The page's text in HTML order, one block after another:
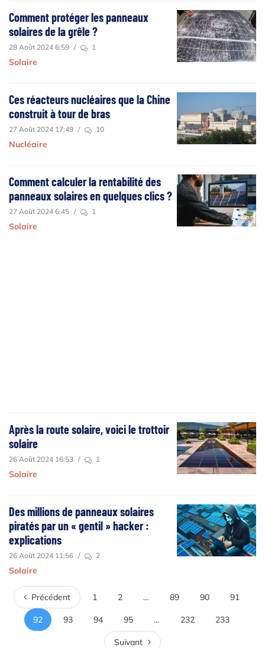
Comment protéger les panneaux
solaires de la grêle ?
28 Août 2024 6:59 / 1
Solaire
Ces réacteurs nucléaires que la Chine
construit à tour de bras
27 Août 2024 17:49 / 10
Nucléaire
Comment calculer la rentabilité des
panneaux solaires en quelques clics ?
27 Août 2024 6:45 / 1
Solaire
Après la route solaire, voici le trottoir
solaire
26 Août 2024 16:53 / 1
Solaire
Des millions de panneaux solaires
piratés par un « gentil » hacker :
explications
26 Août 2024 11:56 / 2
Solaire
PrécédentPrécédent
1 2 … 89 90 91
92 93 94 95 … 232 233
Suivant Suivant